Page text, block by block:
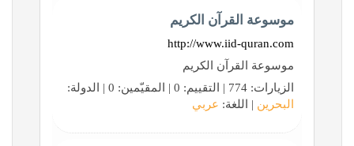
موسوعة القرآن الكريم
http://www.iid-quran.com
موسوعة القرآن الكريم
الزيارات: 774 | التقييم: 0 | المقيّمين: 0 | الدولة:
البحرين | اللغة: عربي